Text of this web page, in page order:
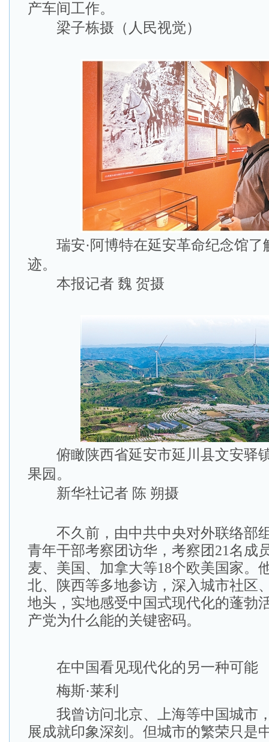
产车间工作。
梁子栋摄（人民视觉）
瑞安·阿博特在延安革命纪念馆了
迹。
本报记者 魏 贺摄
俯瞰陕西省延安市延川县文安驿
果园。
新华社记者 陈 朔摄
不久前，由中共中央对外联络部
青年干部考察团访华，考察团21名成
麦、美国、加拿大等18个欧美国家。
北、陕西等多地参访，深入城市社区
地头，实地感受中国式现代化的蓬勃
产党为什么能的关键密码。
在中国看见现代化的另一种可能
梅斯·莱利
我曾访问北京、上海等中国城市
展成就印象深刻。但城市的繁荣只是